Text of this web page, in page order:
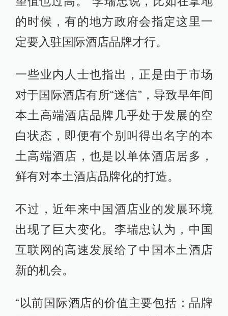
的时候，有的地方政府会指定这里一
定要入驻国际酒店品牌才行。
一些业内人士也指出，正是由于市场
对于国际酒店有所“迷信”，导致早年间
本土高端酒店品牌几乎处于发展的空
白状态，即便有个别叫得出名字的本
土高端酒店，也是以单体酒店居多，
鲜有对本土酒店品牌化的打造。
不过，近年来中国酒店业的发展环境
出现了巨大变化。李瑞忠认为，中国
互联网的高速发展给了中国本土酒店
新的机会。
“以前国际酒店的价值主要包括：品牌